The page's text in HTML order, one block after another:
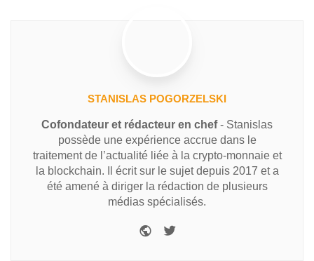
STANISLAS POGORZELSKI
Cofondateur et rédacteur en chef- Stanislas
possède une expérience accrue dans le
traitement de l’actualité liée à la crypto-monnaie et
la blockchain. Il écrit sur le sujet depuis 2017 et a
été amené à diriger la rédaction de plusieurs
médias spécialisés.